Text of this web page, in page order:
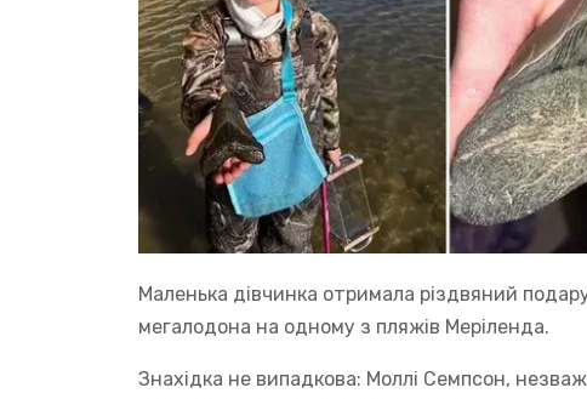
Маленька дівчинка отримала різдвяний
мегалодона на одному з пляжів Меріленда.
Знахідка не випадкова: Моллі Семпсон,